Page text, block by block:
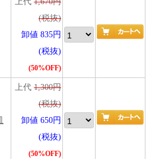
(税抜)
卸値 835円
(税抜)
(50%OFF)
上代 1,300円
(税抜)
卸値 650円
(税抜)
(50%OFF)